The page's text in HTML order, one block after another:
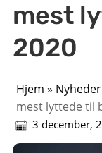
mest
2020
Hjem » Nyheder
mest lyttede til
3 december,